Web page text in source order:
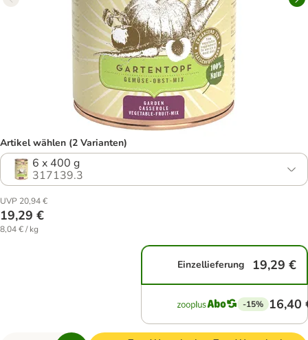
Artikel wählen (2 Varianten)
6 x 400 g
317139.3
UVP 20,94 €
19,29 €
8,04 € / kg
Einzellieferung 19,29 €
-15% 16,40